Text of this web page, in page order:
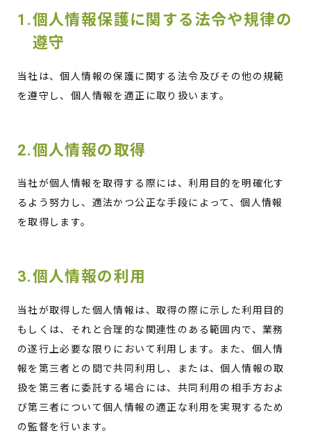
1.個人情報保護に関する法令や規律の
遵守
当社は、個人情報の保護に関する法令及びその他の規範
を遵守し、個人情報を適正に取り扱います。
2.個人情報の取得
当社が個人情報を取得する際には、利用目的を明確化す
るよう努力し、適法かつ公正な手段によって、個人情報
を取得します。
3.個人情報の利用
当社が取得した個人情報は、取得の際に示した利用目的
もしくは、それと合理的な関連性のある範囲内で、業務
の遂行上必要な限りにおいて利用します。また、個人情
報を第三者との間で共同利用し、または、個人情報の取
扱を第三者に委託する場合には、共同利用の相手方およ
び第三者について個人情報の適正な利用を実現するため
の監督を行います。